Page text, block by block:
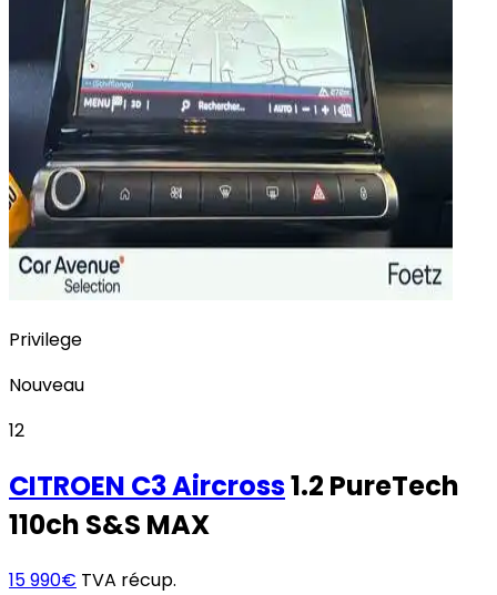
Privilege
Nouveau
12
CITROEN C3 Aircross1.2 PureTech
110ch S&S MAX
15 990€ TVA récup.